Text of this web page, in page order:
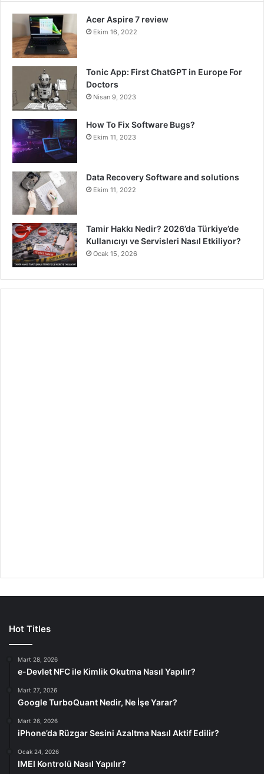
Acer Aspire 7 review
Ekim 16, 2022
Tonic App: First ChatGPT in Europe For
Doctors
Nisan 9, 2023
How To Fix Software Bugs?
Ekim 11, 2023
Data Recovery Software and solutions
Ekim 11, 2022
Tamir Hakkı Nedir? 2026’da Türkiye’de
Kullanıcıyı ve Servisleri Nasıl Etkiliyor?
Ocak 15, 2026
Hot Titles
Mart 28, 2026
e-Devlet NFC ile Kimlik Okutma Nasıl Yapılır?
Mart 27, 2026
Google TurboQuant Nedir, Ne İşe Yarar?
Mart 26, 2026
iPhone’da Rüzgar Sesini Azaltma Nasıl Aktif Edilir?
Ocak 24, 2026
IMEI Kontrolü Nasıl Yapılır?